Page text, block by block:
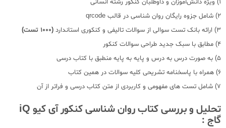
1) ویژه دانش‌آموزان و داوطلبان کنکور رشته انسانی
2) شامل جزوه رایگان روان شناسی در قالب qrcode
3) ارائه بانک تست سوالی از سوالات تالیفی و کنکوری استاندارد
(1000 تست)
4) مطابق با سبک جدید طراحی سوالات کنکور
5) به صورت درس به درس و پایه به پایه منطبق با کتاب درسی
6) همراه با پاسخنامه تشریحی کلیه سوالات در همین کتاب
7) شامل تست های مفهومی و کاربردی از متن کتاب درسی و فراتر از آن
تحلیل و بررسی کتاب روان شناسی کنکور آی کیو iQ
گاج :